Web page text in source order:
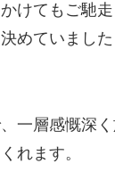
けてもご馳
めていまし
一層感慨深
れます。